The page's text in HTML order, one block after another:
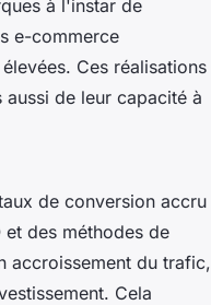
à l'instar de
e-commerce
Ces réalisations
de leur capacité à
de conversion accru
et des méthodes de
accroissement du trafic,
Cela